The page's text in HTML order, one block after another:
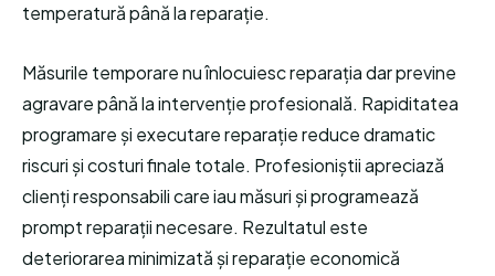
temperatură până la reparație.
Măsurile temporare nu înlocuiesc reparația dar previne
agravare până la intervenție profesională. Rapiditatea
programare și executare reparație reduce dramatic
riscuri și costuri finale totale. Profesioniștii apreciază
clienți responsabili care iau măsuri și programează
prompt reparații necesare. Rezultatul este
deteriorarea minimizată și reparație economică